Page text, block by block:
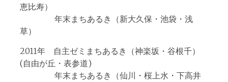
恵比寿）
年末まちあるき（新大久保・池袋・浅
草）
2011年 自主ゼミまちあるき（神楽坂・谷根千）
(自由が丘・表参道)
年末まちあるき（仙川・桜上水・下高井